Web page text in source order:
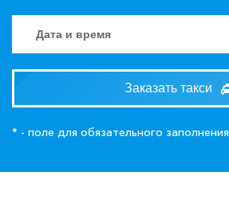
Заказать такси
* - поле для обязательного заполнения